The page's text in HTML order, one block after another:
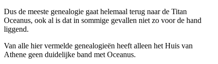
Dus de meeste genealogie gaat helemaal terug naar de Titan
Oceanus, ook al is dat in sommige gevallen niet zo voor de hand
liggend.
Van alle hier vermelde genealogieën heeft alleen het Huis van
Athene geen duidelijke band met Oceanus.